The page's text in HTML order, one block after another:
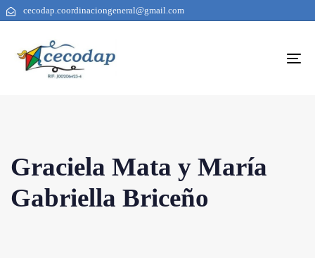
cecodap.coordinaciongeneral@gmail.com
Graciela Mata y María
Gabriella Briceño